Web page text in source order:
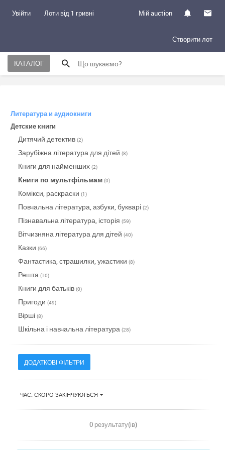
Увійти Лоти від 1 гривні Мій auction
Створити лот
КАТАЛОГ
Литература и аудиокниги
Детские книги
Дитячий детектив (2)
Зарубіжна література для дітей (8)
Книги для найменших (2)
Книги по мультфільмам (0)
Комікси, раскраски (1)
Повчальна література, азбуки, букварі (2)
Пізнавальна література, історія (59)
Вітчизняна література для дітей (40)
Казки (66)
Фантастика, страшилки, ужастики (8)
Решта (10)
Книги для батьків (0)
Пригоди (49)
Вірші (8)
Шкільна і навчальна література (28)
ДОДАТКОВІ ФІЛЬТРИ
ЧАС: СКОРО ЗАКІНЧУЮТЬСЯ
0 результату(ів)